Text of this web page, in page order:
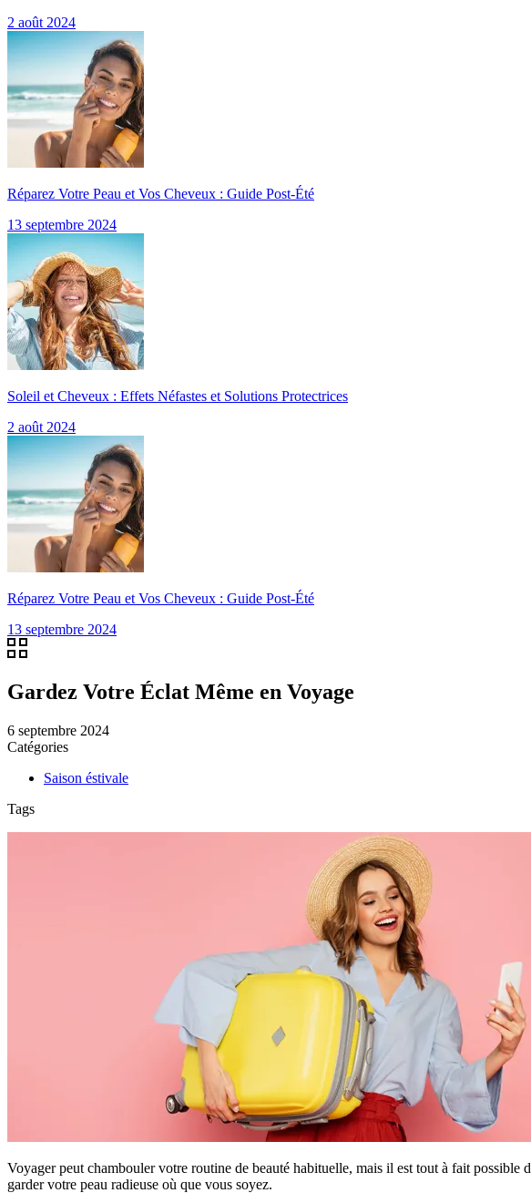
2 août 2024
Réparez Votre Peau et Vos Cheveux : Guide Post-Été
13 septembre 2024
Soleil et Cheveux : Effets Néfastes et Solutions Protectrices
2 août 2024
Réparez Votre Peau et Vos Cheveux : Guide Post-Été
13 septembre 2024
Gardez Votre Éclat Même en Voyage
6 septembre 2024
Catégories
Saison éstivale
Tags
Voyager peut chambouler votre routine de beauté habituelle, mais il est tout à fait possible
garder votre peau radieuse où que vous soyez.